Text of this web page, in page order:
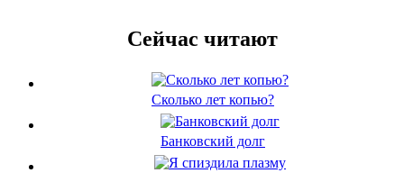
Сейчас читают
Сколько лет копью?
Банковский долг